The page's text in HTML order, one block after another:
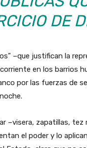
DE
–que justifican la
en los barrios
por las fuerzas de
–visera, zapatillas,
el poder y lo